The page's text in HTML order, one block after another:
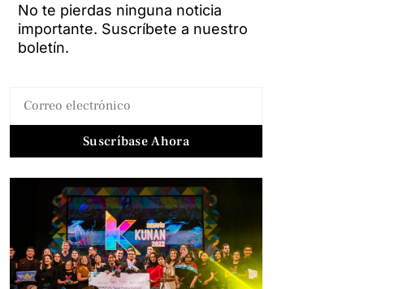
No te pierdas ninguna noticia
importante. Suscríbete a nuestro
boletín.
Suscríbase Ahora